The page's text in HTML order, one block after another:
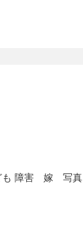
も 障害 嫁 写